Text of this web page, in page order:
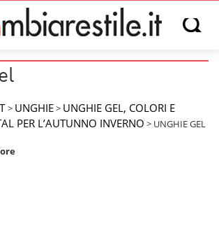
Open
> UNGHIE> UNGHIE GEL, COLORI E
PER L’AUTUNNO INVERNO > UNGHIE GEL